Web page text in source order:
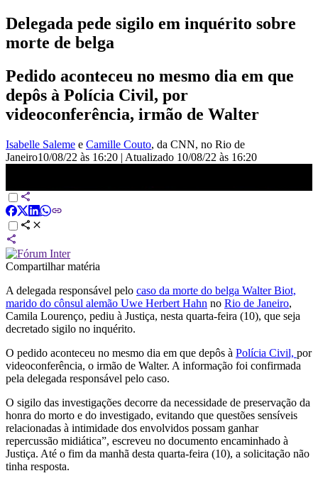
Delegada pede sigilo em inquérito sobre
morte de belga
Pedido aconteceu no mesmo dia em que
depôs à Polícia Civil, por
videoconferência, irmão de Walter
Isabelle Saleme e Camille Couto, da CNN, no Rio de
Janeiro10/08/22 às 16:20 | Atualizado 10/08/22 às 16:20
Compartilhar matéria
A delegada responsável pelo caso da morte do belga Walter Biot,
marido do cônsul alemão Uwe Herbert Hahn no Rio de Janeiro,
Camila Lourenço, pediu à Justiça, nesta quarta-feira (10), que seja
decretado sigilo no inquérito.
O pedido aconteceu no mesmo dia em que depôs à Polícia Civil, por
videoconferência, o irmão de Walter. A informação foi confirmada
pela delegada responsável pelo caso.
O sigilo das investigações decorre da necessidade de preservação da
honra do morto e do investigado, evitando que questões sensíveis
relacionadas à intimidade dos envolvidos possam ganhar
repercussão midiática”, escreveu no documento encaminhado à
Justiça. Até o fim da manhã desta quarta-feira (10), a solicitação não
tinha resposta.